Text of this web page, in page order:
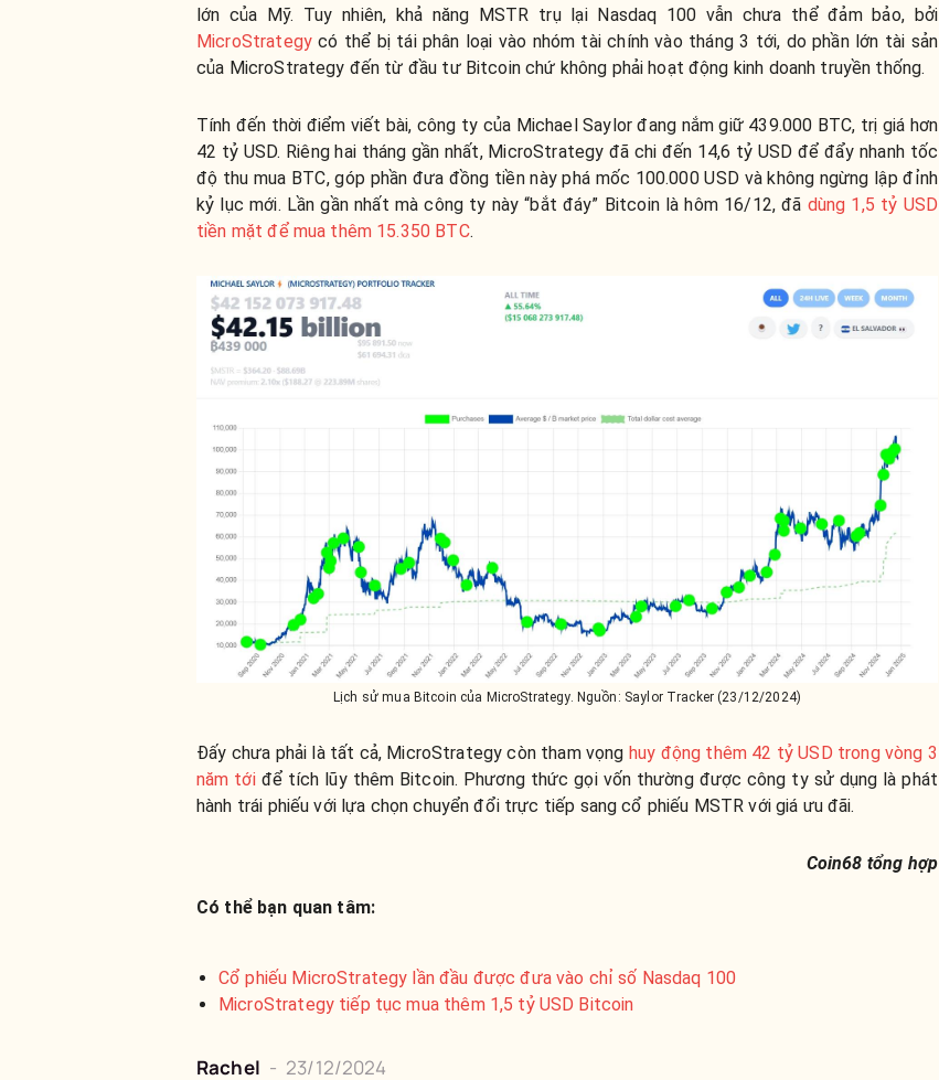
lớn của Mỹ. Tuy nhiên, khả năng MSTR trụ lại Nasdaq 100 vẫn chưa thể đảm bảo, bởi
MicroStrategycó thể bị tái phân loại vào nhóm tài chính vào tháng 3 tới, do phần lớn tài sản
của MicroStrategy đến từ đầu tư Bitcoin chứ không phải hoạt động kinh doanh truyền thống.
Tính đến thời điểm viết bài, công ty của Michael Saylor đang nắm giữ 439.000 BTC, trị giá hơn
42 tỷ USD. Riêng hai tháng gần nhất, MicroStrategy đã chi đến 14,6 tỷ USD để đẩy nhanh tốc
độ thu mua BTC, góp phần đưa đồng tiền này phá mốc 100.000 USD và không ngừng lập đỉnh
kỷ lục mới. Lần gần nhất mà công ty này “bắt đáy” Bitcoin là hôm 16/12, đã dùng 1,5 tỷ USD
tiền mặt để mua thêm 15.350 BTC.
Lịch sử mua Bitcoin của MicroStrategy. Nguồn: Saylor Tracker (23/12/2024)
Đấy chưa phải là tất cả, MicroStrategy còn tham vọng huy động thêm 42 tỷ USD trong vòng 3
năm tớiđể tích lũy thêm Bitcoin. Phương thức gọi vốn thường được công ty sử dụng là phát
hành trái phiếu với lựa chọn chuyển đổi trực tiếp sang cổ phiếu MSTR với giá ưu đãi.
Coin68 tổng hợp
Có thể bạn quan tâm:
Cổ phiếu MicroStrategy lần đầu được đưa vào chỉ số Nasdaq 100
MicroStrategy tiếp tục mua thêm 1,5 tỷ USD Bitcoin
Rachel - 23/12/2024